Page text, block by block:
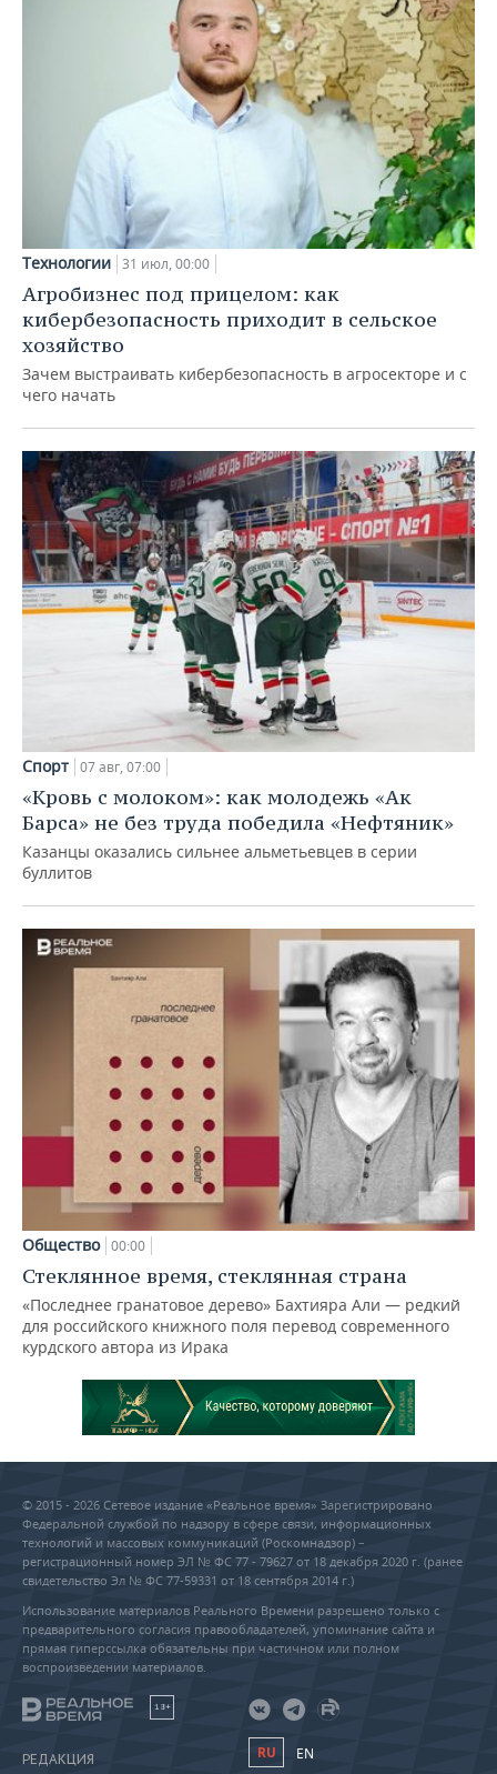
Технологии 31 июл, 00:00
Агробизнес под прицелом: как
кибербезопасность приходит в сельское
хозяйство
Зачем выстраивать кибербезопасность в агросекторе и с
чего начать
Спорт 07 авг, 07:00
«Кровь с молоком»: как молодежь «Ак
Барса» не без труда победила «Нефтяник»
Казанцы оказались сильнее альметьевцев в серии
буллитов
Общество 00:00
Стеклянное время, стеклянная страна
«Последнее гранатовое дерево» Бахтияра Али — редкий
для российского книжного поля перевод современного
курдского автора из Ирака
© 2015 - 2026 Сетевое издание «Реальное время» Зарегистрировано
Федеральной службой по надзору в сфере связи, информационных
технологий и массовых коммуникаций (Роскомнадзор) –
регистрационный номер ЭЛ № ФС 77 - 79627 от 18 декабря 2020 г. (ранее
свидетельство Эл № ФС 77-59331 от 18 сентября 2014 г.)
Использование материалов Реального Времени разрешено только с
предварительного согласия правообладателей, упоминание сайта и
прямая гиперссылка обязательны при частичном или полном
воспроизведении материалов.
18+
РЕДАКЦИЯ RU EN